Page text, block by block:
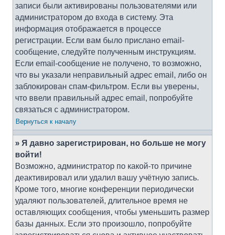
записи были активированы пользователями или
администратором до входа в систему. Эта
информация отображается в процессе
регистрации. Если вам было прислано email-
сообщение, следуйте полученным инструкциям.
Если email-сообщение не получено, то возможно,
что вы указали неправильный адрес email, либо он
заблокирован спам-фильтром. Если вы уверены,
что ввели правильный адрес email, попробуйте
связаться с администратором.
Вернуться к началу
» Я давно зарегистрирован, но больше не могу
войти!
Возможно, администратор по какой-то причине
деактивировал или удалил вашу учётную запись.
Кроме того, многие конференции периодически
удаляют пользователей, длительное время не
оставляющих сообщения, чтобы уменьшить размер
базы данных. Если это произошло, попробуйте